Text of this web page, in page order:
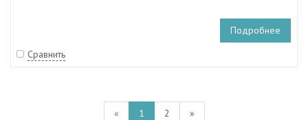
Подробнее
Сравнить
« 1 2 »